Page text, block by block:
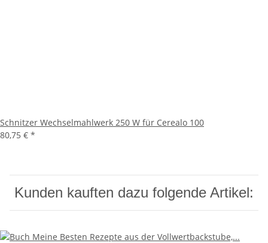
Schnitzer Wechselmahlwerk 250 W für Cerealo 100
80,75 € *
Kunden kauften dazu folgende Artikel: